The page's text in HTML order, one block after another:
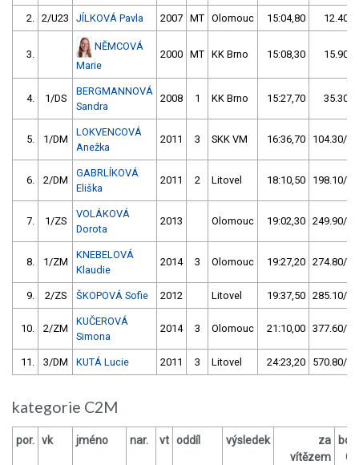
2. 2/U23 JÍLKOVÁ Pavla 2007 MT Olomouc 15:04,80 12.40/
3.
NĚMCOVÁ
Marie
2000 MT KK Brno 15:08,30 15.90/
4. 1/DS
BERGMANNOVÁ
Sandra
2008 1 KK Brno 15:27,70 35.30/
5. 1/DM
LOKVENCOVÁ
Anežka
2011 3 SKK VM 16:36,70 104.30/
6. 2/DM
GABRLÍKOVÁ
Eliška
2011 2 Litovel 18:10,50 198.10/
7. 1/ZS
VOLÁKOVÁ
Dorota
2013 Olomouc 19:02,30 249.90/
8. 1/ZM
KNEBELOVÁ
Klaudie
2014 3 Olomouc 19:27,20 274.80/
9. 2/ZS ŠKOPOVÁ Sofie 2012 Litovel 19:37,50 285.10/
10. 2/ZM
KUČEROVÁ
Simona
2014 3 Olomouc 21:10,00 377.60/
11. 3/DM KUTÁ Lucie 2011 3 Litovel 24:23,20 570.80/
kategorie C2M
por. vk jméno nar. vt oddíl výsledek
za
vítězem